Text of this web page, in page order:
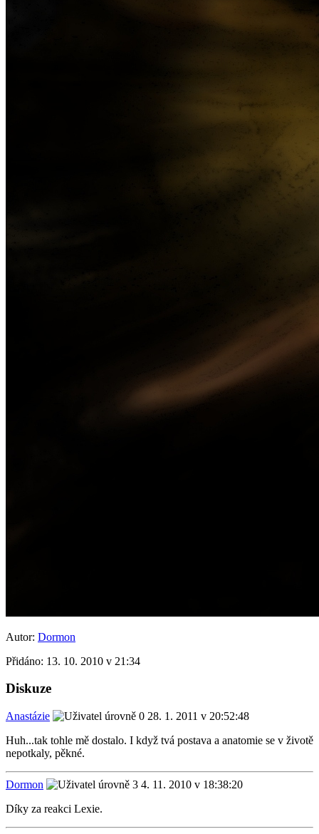
Autor: Dormon
Přidáno: 13. 10. 2010 v 21:34
Diskuze
Anastázie
28. 1. 2011 v 20:52:48
Huh...tak tohle mě dostalo. I když tvá postava a anatomie se v životě
nepotkaly, pěkné.
Dormon
4. 11. 2010 v 18:38:20
Díky za reakci Lexie.